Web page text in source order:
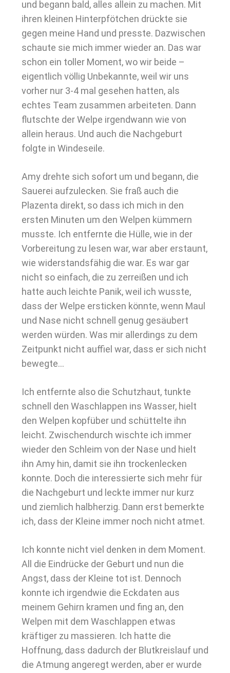
und begann bald, alles allein zu machen. Mit
ihren kleinen Hinterpfötchen drückte sie
gegen meine Hand und presste. Dazwischen
schaute sie mich immer wieder an. Das war
schon ein toller Moment, wo wir beide –
eigentlich völlig Unbekannte, weil wir uns
vorher nur 3-4 mal gesehen hatten, als
echtes Team zusammen arbeiteten. Dann
flutschte der Welpe irgendwann wie von
allein heraus. Und auch die Nachgeburt
folgte in Windeseile.
Amy drehte sich sofort um und begann, die
Sauerei aufzulecken. Sie fraß auch die
Plazenta direkt, so dass ich mich in den
ersten Minuten um den Welpen kümmern
musste. Ich entfernte die Hülle, wie in der
Vorbereitung zu lesen war, war aber erstaunt,
wie widerstandsfähig die war. Es war gar
nicht so einfach, die zu zerreißen und ich
hatte auch leichte Panik, weil ich wusste,
dass der Welpe ersticken könnte, wenn Maul
und Nase nicht schnell genug gesäubert
werden würden. Was mir allerdings zu dem
Zeitpunkt nicht auffiel war, dass er sich nicht
bewegte…
Ich entfernte also die Schutzhaut, tunkte
schnell den Waschlappen ins Wasser, hielt
den Welpen kopfüber und schüttelte ihn
leicht. Zwischendurch wischte ich immer
wieder den Schleim von der Nase und hielt
ihn Amy hin, damit sie ihn trockenlecken
konnte. Doch die interessierte sich mehr für
die Nachgeburt und leckte immer nur kurz
und ziemlich halbherzig. Dann erst bemerkte
ich, dass der Kleine immer noch nicht atmet.
Ich konnte nicht viel denken in dem Moment.
All die Eindrücke der Geburt und nun die
Angst, dass der Kleine tot ist. Dennoch
konnte ich irgendwie die Eckdaten aus
meinem Gehirn kramen und fing an, den
Welpen mit dem Waschlappen etwas
kräftiger zu massieren. Ich hatte die
Hoffnung, dass dadurch der Blutkreislauf und
die Atmung angeregt werden, aber er wurde